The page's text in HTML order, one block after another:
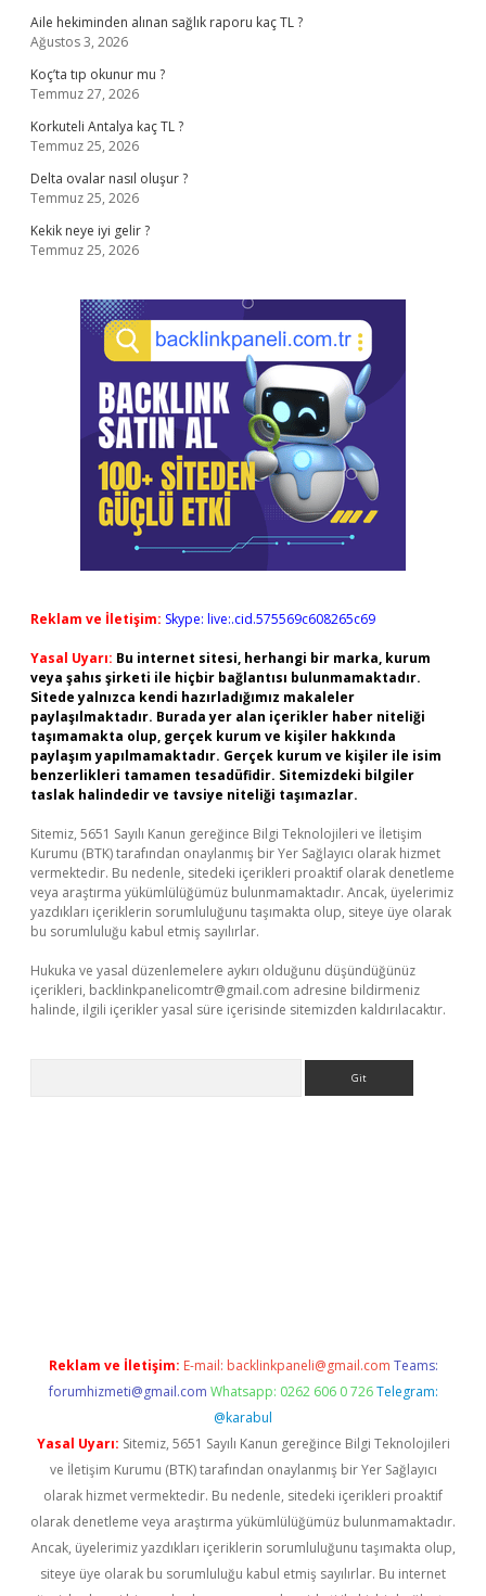
Aile hekiminden alınan sağlık raporu kaç TL ?
Ağustos 3, 2026
Koç’ta tıp okunur mu ?
Temmuz 27, 2026
Korkuteli Antalya kaç TL ?
Temmuz 25, 2026
Delta ovalar nasıl oluşur ?
Temmuz 25, 2026
Kekik neye iyi gelir ?
Temmuz 25, 2026
Reklam ve İletişim: Skype: live:.cid.575569c608265c69
Yasal Uyarı: Bu internet sitesi, herhangi bir marka, kurum
veya şahıs şirketi ile hiçbir bağlantısı bulunmamaktadır.
Sitede yalnızca kendi hazırladığımız makaleler
paylaşılmaktadır. Burada yer alan içerikler haber niteliği
taşımamakta olup, gerçek kurum ve kişiler hakkında
paylaşım yapılmamaktadır. Gerçek kurum ve kişiler ile isim
benzerlikleri tamamen tesadüfidir. Sitemizdeki bilgiler
taslak halindedir ve tavsiye niteliği taşımazlar.
Sitemiz, 5651 Sayılı Kanun gereğince Bilgi Teknolojileri ve İletişim
Kurumu (BTK) tarafından onaylanmış bir Yer Sağlayıcı olarak hizmet
vermektedir. Bu nedenle, sitedeki içerikleri proaktif olarak denetleme
veya araştırma yükümlülüğümüz bulunmamaktadır. Ancak, üyelerimiz
yazdıkları içeriklerin sorumluluğunu taşımakta olup, siteye üye olarak
bu sorumluluğu kabul etmiş sayılırlar.
Hukuka ve yasal düzenlemelere aykırı olduğunu düşündüğünüz
içerikleri, backlinkpanelicomtr@gmail.com adresine bildirmeniz
halinde, ilgili içerikler yasal süre içerisinde sitemizden kaldırılacaktır.
Reklam ve İletişim: E-mail: backlinkpaneli@gmail.com Teams:
forumhizmeti@gmail.com Whatsapp: 0262 606 0 726 Telegram:
@karabul
Yasal Uyarı: Sitemiz, 5651 Sayılı Kanun gereğince Bilgi Teknolojileri
ve İletişim Kurumu (BTK) tarafından onaylanmış bir Yer Sağlayıcı
olarak hizmet vermektedir. Bu nedenle, sitedeki içerikleri proaktif
olarak denetleme veya araştırma yükümlülüğümüz bulunmamaktadır.
Ancak, üyelerimiz yazdıkları içeriklerin sorumluluğunu taşımakta olup,
siteye üye olarak bu sorumluluğu kabul etmiş sayılırlar. Bu internet